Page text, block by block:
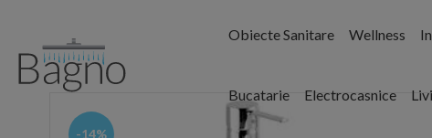
Obiecte Sanitare Wellness
Bucatarie Electrocasnice
-14%